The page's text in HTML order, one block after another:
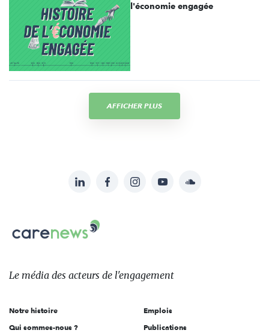
l'économie engagée
AFFICHER PLUS
sur:
LinkedInFacebookInstagramYouTubeSoundcloud
Le
des
l'engagement
Le média des acteurs de l'engagement
Notre histoire
Qui sommes-nous ?
Emplois
Publications